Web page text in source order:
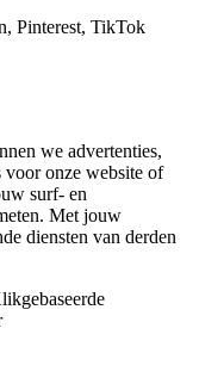
Pinterest, TikTok
we advertenties,
voor onze website of
surf- en
Met jouw
diensten van derden